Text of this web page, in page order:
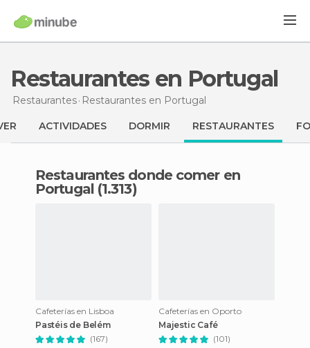
Restaurantes en Portugal
Restaurantes Restaurantes en Portugal
ACTIVIDADES DORMIR RESTAURANTES
Restaurantes donde comer en
Portugal (1.313)
Cafeterías en Lisboa
Pastéis de Belém
(167)
Cafeterías en Oporto
Majestic Café
(101)